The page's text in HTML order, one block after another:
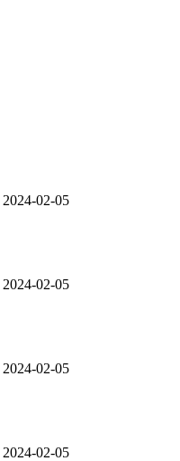
2024-02-05
2024-02-05
2024-02-05
2024-02-05